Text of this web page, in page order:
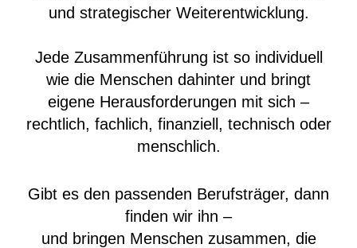
und strategischer Weiterentwicklung.
Jede Zusammenführung ist so individuell
wie die Menschen dahinter und bringt
eigene Herausforderungen mit sich –
rechtlich, fachlich, finanziell, technisch oder
menschlich.
Gibt es den passenden Berufsträger, dann
finden wir ihn –
und bringen Menschen zusammen, die